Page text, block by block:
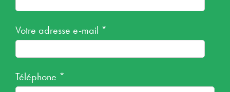
Votre adresse e-mail *
Téléphone *